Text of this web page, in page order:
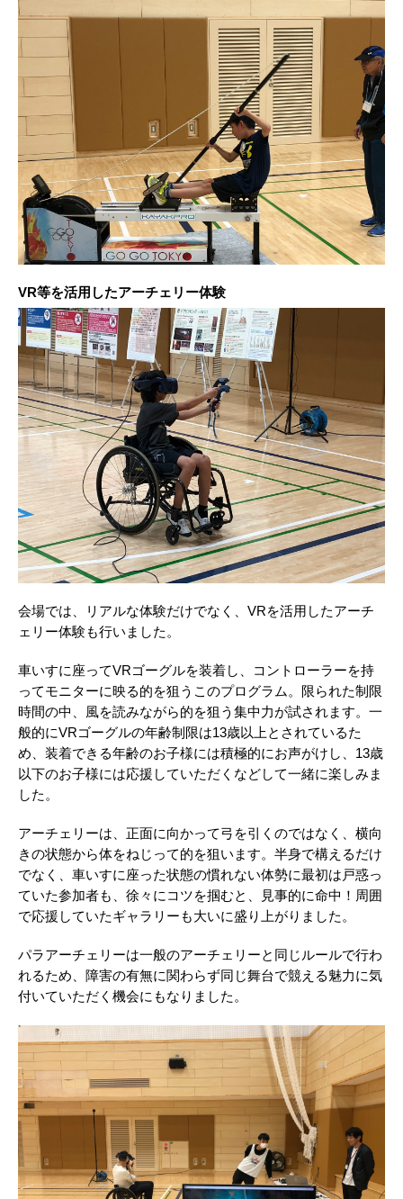
VR等を活用したアーチェリー体験
会場では、リアルな体験だけでなく、VRを活用したアーチ
ェリー体験も行いました。
車いすに座ってVRゴーグルを装着し、コントローラーを持
ってモニターに映る的を狙うこのプログラム。限られた制限
時間の中、風を読みながら的を狙う集中力が試されます。一
般的にVRゴーグルの年齢制限は13歳以上とされているた
め、装着できる年齢のお子様には積極的にお声がけし、13歳
以下のお子様には応援していただくなどして一緒に楽しみま
した。
アーチェリーは、正面に向かって弓を引くのではなく、横向
きの状態から体をねじって的を狙います。半身で構えるだけ
でなく、車いすに座った状態の慣れない体勢に最初は戸惑っ
ていた参加者も、徐々にコツを掴むと、見事的に命中！周囲
で応援していたギャラリーも大いに盛り上がりました。
パラアーチェリーは一般のアーチェリーと同じルールで行わ
れるため、障害の有無に関わらず同じ舞台で競える魅力に気
付いていただく機会にもなりました。